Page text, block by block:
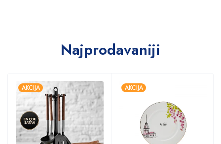
Najprodavaniji
AKCIJA AKCIJA